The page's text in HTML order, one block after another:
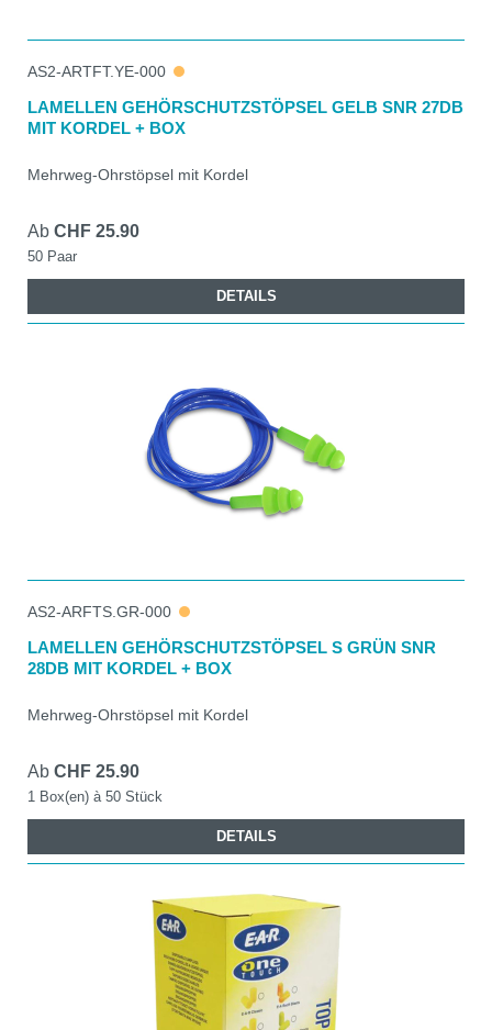
AS2-ARTFT.YE-000
LAMELLEN GEHÖRSCHUTZSTÖPSEL GELB SNR 27DB
MIT KORDEL + BOX
Mehrweg-Ohrstöpsel mit Kordel
Ab CHF 25.90
50 Paar
DETAILS
AS2-ARFTS.GR-000
LAMELLEN GEHÖRSCHUTZSTÖPSEL S GRÜN SNR
28DB MIT KORDEL + BOX
Mehrweg-Ohrstöpsel mit Kordel
Ab CHF 25.90
1 Box(en) à 50 Stück
DETAILS